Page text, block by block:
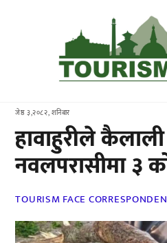
जेष्ठ ३,२०८२, शनिबार
हावाहुरीले
नवलपरासीमा ३
TOURISM FACE